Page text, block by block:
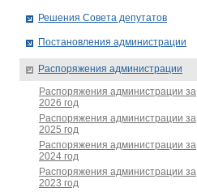
Решения Совета депутатов
Постановления администрации
Распоряжения администрации
Распоряжения администрации за
2026 год
Распоряжения администрации за
2025 год
Распоряжения администрации за
2024 год
Распоряжения администрации за
2023 год